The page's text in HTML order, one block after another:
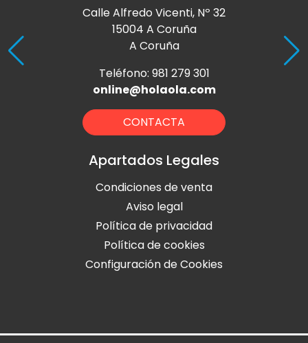
Calle Alfredo Vicenti, Nº 32
15004 A Coruña
A Coruña
Teléfono: 981 279 301
online@holaola.com
CONTACTA
Apartados Legales
Condiciones de venta
Aviso legal
Política de privacidad
Política de cookies
Configuración de Cookies